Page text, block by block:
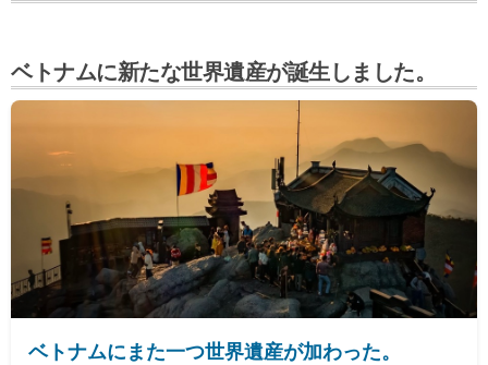
ベトナムに新たな世界遺産が誕生しました。
ベトナムにまた一つ世界遺産が加わった。